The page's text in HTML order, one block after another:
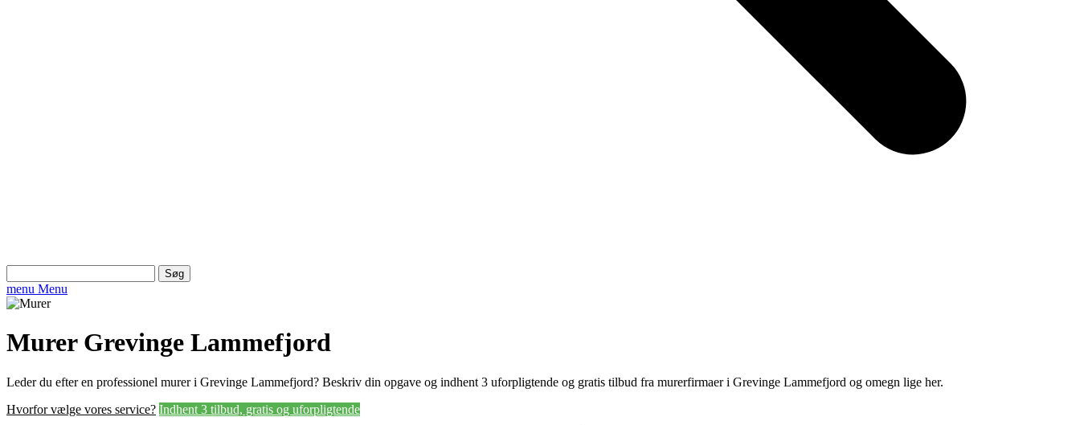
efter:
menu Menu
Murer Grevinge Lammefjord
Leder du efter en professionel murer i Grevinge Lammefjord? Beskriv din opgave og indhent 3 uforpligtende og gratis tilbud fra murerfirmaer i Grevinge Lammefjord og omegn lige her.
Hvorfor vælge vores service? Indhent 3 tilbud, gratis og uforpligtende